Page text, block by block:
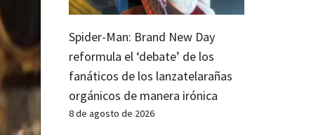
Spider-Man: Brand New Day
reformula el ‘debate’ de los
fanáticos de los lanzatelarañas
orgánicos de manera irónica
8 de agosto de 2026